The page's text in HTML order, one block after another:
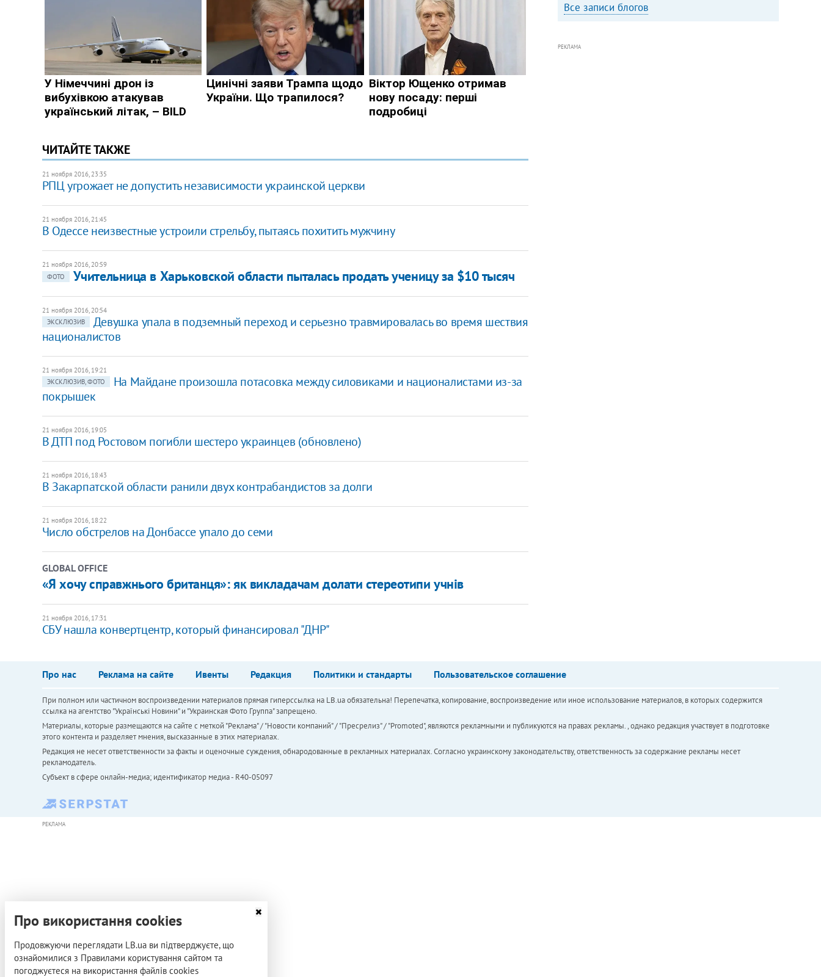
ЧИТАЙТЕ ТАКЖЕ
21 ноября 2016, 23:35
РПЦ угрожает не допустить независимости украинской церкви
21 ноября 2016, 21:45
В Одессе неизвестные устроили стрельбу, пытаясь похитить мужчину
21 ноября 2016, 20:59
ФОТО
Учительница в Харьковской области пыталась продать ученицу за $10 тысяч
21 ноября 2016, 20:54
ЭКСКЛЮЗИВ
​Девушка упала в подземный переход и серьезно травмировалась во время шествия
националистов
21 ноября 2016, 19:21
ЭКСКЛЮЗИВ, ФОТО
На Майдане произошла потасовка между силовиками и националистами из-за
покрышек
21 ноября 2016, 19:05
В ДТП под Ростовом погибли шестеро украинцев (обновлено)
21 ноября 2016, 18:43
В Закарпатской области ранили двух контрабандистов за долги
21 ноября 2016, 18:22
Число обстрелов на Донбассе упало до семи
GLOBAL OFFICE
«Я хочу справжнього британця»: як викладачам долати стереотипи учнів
21 ноября 2016, 17:31
СБУ нашла конвертцентр, который финансировал "ДНР"
Все записи блогов
РЕКЛАМА
Про нас Реклама на сайте Ивенты Редакция Политики и стандарты Пользовательское соглашение
При полном или частичном воспроизведении материалов прямая гиперссылка на LB.ua обязательна! Перепечатка, копирование, воспроизведение или иное использование материалов, в которых содержится
ссылка на агентство "Українськi Новини" и "Украинская Фото Группа" запрещено.
Материалы, которые размещаются на сайте с меткой "Реклама" / "Новости компаний" / "Пресрелиз" / "Promoted", являются рекламными и публикуются на правах рекламы. , однако редакция участвует в подготовке
этого контента и разделяет мнения, высказанные в этих материалах.
Редакция не несет ответственности за факты и оценочные суждения, обнародованные в рекламных материалах. Согласно украинскому законодательству, ответственность за содержание рекламы несет
рекламодатель.
Субъект в сфере онлайн-медиа; идентификатор медиа - R40-05097
РЕКЛАМА
Про використання cookies
Продовжуючи переглядати LB.ua ви підтверджуєте, що
ознайомилися з Правилами користування сайтом та
погоджуєтеся на використання файлів cookies